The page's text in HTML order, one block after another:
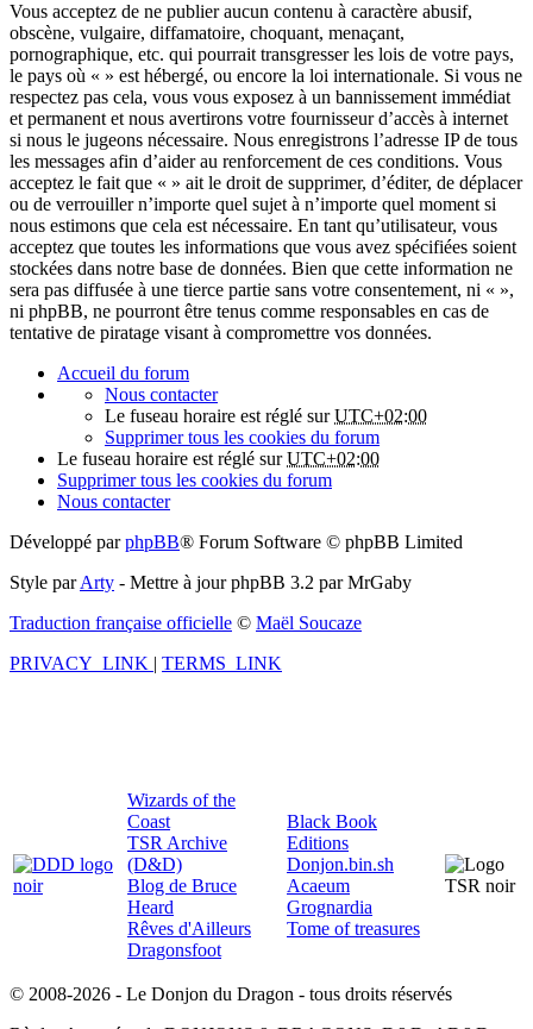
Vous acceptez de ne publier aucun contenu à caractère abusif,
obscène, vulgaire, diffamatoire, choquant, menaçant,
pornographique, etc. qui pourrait transgresser les lois de votre pays,
le pays où « » est hébergé, ou encore la loi internationale. Si vous ne
respectez pas cela, vous vous exposez à un bannissement immédiat
et permanent et nous avertirons votre fournisseur d’accès à internet
si nous le jugeons nécessaire. Nous enregistrons l’adresse IP de tous
les messages afin d’aider au renforcement de ces conditions. Vous
acceptez le fait que « » ait le droit de supprimer, d’éditer, de déplacer
ou de verrouiller n’importe quel sujet à n’importe quel moment si
nous estimons que cela est nécessaire. En tant qu’utilisateur, vous
acceptez que toutes les informations que vous avez spécifiées soient
stockées dans notre base de données. Bien que cette information ne
sera pas diffusée à une tierce partie sans votre consentement, ni « »,
ni phpBB, ne pourront être tenus comme responsables en cas de
tentative de piratage visant à compromettre vos données.
Accueil du forum
Nous contacter
Le fuseau horaire est réglé surUTC+02:00
Supprimer tous les cookies du forum
Le fuseau horaire est réglé surUTC+02:00
Supprimer tous les cookies du forum
Nous contacter
Développé parphpBB® Forum Software © phpBB Limited
Style parArty - Mettre à jour phpBB 3.2 par MrGaby
Traduction française officielle © Maël Soucaze
PRIVACY_LINK | TERMS_LINK
Wizards of the
Coast
TSR Archive
(D&D)
Blog de Bruce
Heard
Rêves d'Ailleurs
Dragonsfoot
Black Book
Editions
Donjon.bin.sh
Acaeum
Grognardia
Tome of treasures
© 2008-2026 - Le Donjon du Dragon - tous droits réservés